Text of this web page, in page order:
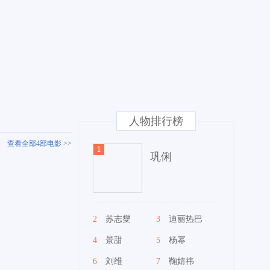
查看全部4部电影 >>
人物排行榜
巩俐
2 苏志燮 3 迪丽热巴
4 景甜 5 杨幂
6 刘维 7 鞠婧祎